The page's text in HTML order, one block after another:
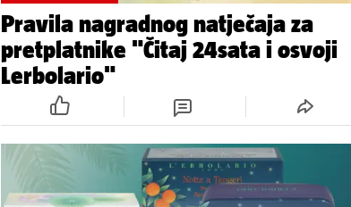
Pravila nagradnog natječaja za
pretplatnike "Čitaj 24sata i osvoji
Lerbolario"